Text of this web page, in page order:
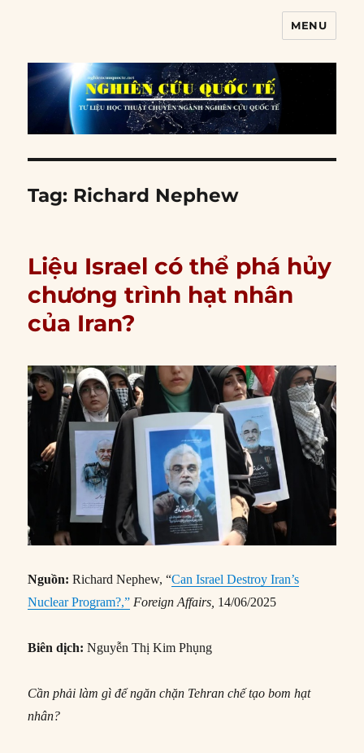
MENU
Tag: Richard Nephew
Liệu Israel có thể phá hủy
chương trình hạt nhân
của Iran?
Nguồn:Richard Nephew, “Can Israel Destroy Iran’s
Nuclear Program?,” Foreign Affairs, 14/06/2025
Biên dịch:Nguyễn Thị Kim Phụng
Cần phải làm gì để ngăn chặn Tehran chế tạo bom hạt
nhân?